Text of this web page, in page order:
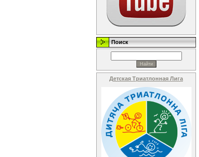
Поиск
Детская Триатлонная Лига